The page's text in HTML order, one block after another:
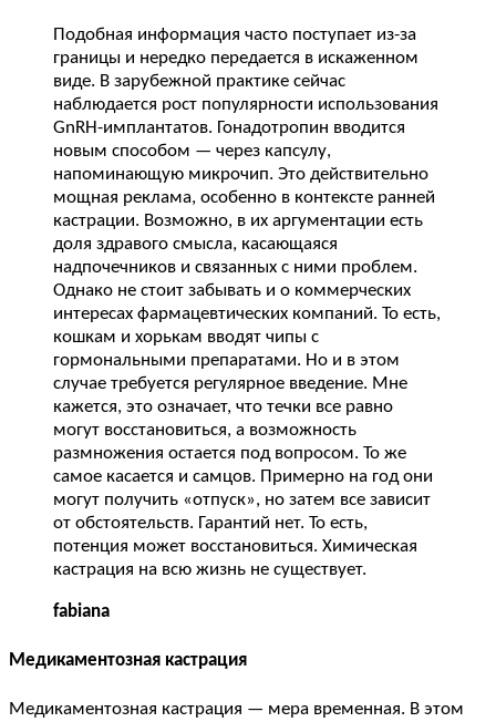
Подобная информация часто поступает из-за
границы и нередко передается в искаженном
виде. В зарубежной практике сейчас
наблюдается рост популярности использования
GnRH-имплантатов. Гонадотропин вводится
новым способом — через капсулу,
напоминающую микрочип. Это действительно
мощная реклама, особенно в контексте ранней
кастрации. Возможно, в их аргументации есть
доля здравого смысла, касающаяся
надпочечников и связанных с ними проблем.
Однако не стоит забывать и о коммерческих
интересах фармацевтических компаний. То есть,
кошкам и хорькам вводят чипы с
гормональными препаратами. Но и в этом
случае требуется регулярное введение. Мне
кажется, это означает, что течки все равно
могут восстановиться, а возможность
размножения остается под вопросом. То же
самое касается и самцов. Примерно на год они
могут получить «отпуск», но затем все зависит
от обстоятельств. Гарантий нет. То есть,
потенция может восстановиться. Химическая
кастрация на всю жизнь не существует.
fabiana
Медикаментозная кастрация
Медикаментозная кастрация — мера временная. В этом